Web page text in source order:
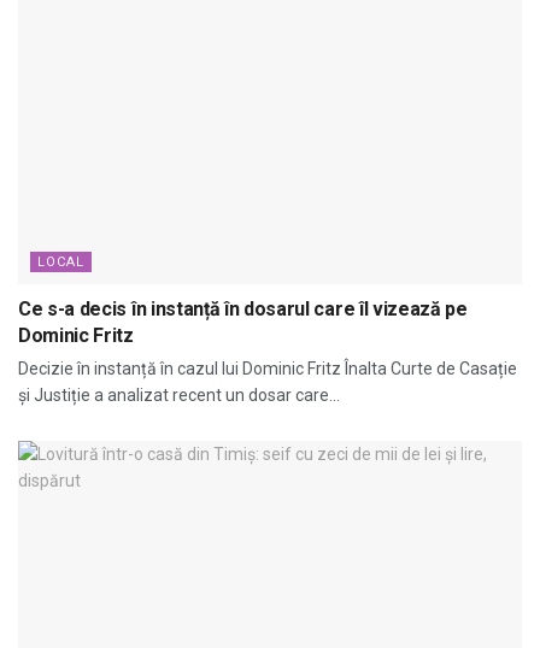
LOCAL
Ce s-a decis în instanță în dosarul care îl vizează pe
Dominic Fritz
Decizie în instanță în cazul lui Dominic Fritz Înalta Curte de Casație
și Justiție a analizat recent un dosar care...